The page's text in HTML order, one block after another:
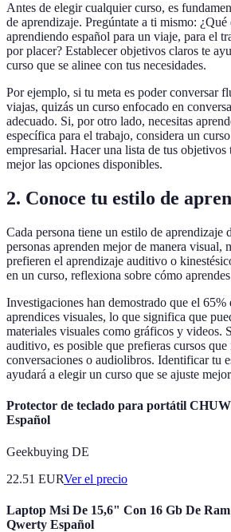
Antes de elegir cualquier curso, es
de aprendizaje. Pregúntate a ti mismo:
aprendiendo español para un viaje, para el
por placer? Establecer objetivos claros te
curso que se alinee con tus necesidades.
Por ejemplo, si tu meta es poder conversar
viajas, quizás un curso enfocado en
adecuado. Si, por otro lado, necesitas
específica para el trabajo, considera un
empresarial. Hacer una lista de tus
mejor las opciones disponibles.
2. Conoce tu estilo de
Cada persona tiene un estilo de aprendizaje
personas aprenden mejor de manera visual,
prefieren el aprendizaje auditivo o
en un curso, reflexiona sobre cómo
Investigaciones han demostrado que el 65%
aprendices visuales, lo que significa que
materiales visuales como gráficos y videos.
auditivo, es posible que prefieras cursos
conversaciones o audiolibros. Identificar tu
ayudará a elegir un curso que se ajuste
Protector de teclado para portátil
Español
Geekbuying DE
22.51 EURVer el precio
Laptop Msi De 15,6" Con 16 Gb De Ram
Qwerty Español